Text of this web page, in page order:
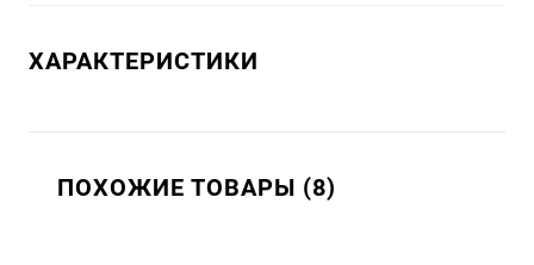
ХАРАКТЕРИСТИКИ
ПОХОЖИЕ ТОВАРЫ (8)